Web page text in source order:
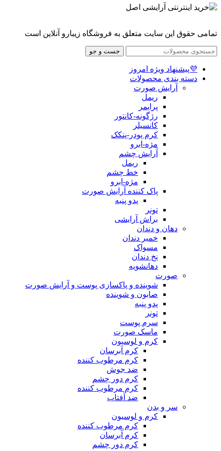
تمامی حقوق این سایت متعلق به فروشگاه زیبارو آنلاین است
جست و جو
💜پیشنهاد ویژه امروز
دسته بندی محصولات
آرایش صورت
ریمل
پرایمر
رژگونه-کانتور
کانسیلر
کرم پودر-پنکک
مژه-ابرو
آرایش چشم
ریمل
خط چشم
مژه-ابرو
پاک کننده آرایش صورت
پدو پنبه
تونر
براش آرایشی
دهان و دندان
خمیر دندان
مسواک
نخ دندان
دهانشویه
صورت
شوینده و پاکسازی پوست و آرایش صورت
صابون و شوینده
پدو پنبه
تونر
سرم پوست
ماسک صورت
کرم و لوسیون
کرم آبرسان
کرم مرطوب کننده
ضد جوش
کرم دور چشم
کرم مرطوب کننده
ضد آفتاب
سر و بدن
کرم و لوسیون
کرم مرطوب کننده
کرم آبرسان
کرم دور چشم